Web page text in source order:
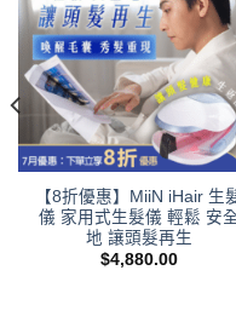
【8折優惠】MiiN iHair 生
儀 家用式生髮儀 輕鬆 安
地 讓頭髮再生
$4,880.00